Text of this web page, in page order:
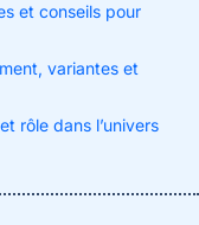
et conseils pour
variantes et
rôle dans l’univers